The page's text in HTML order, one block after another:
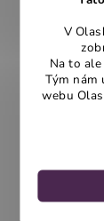
V
Na to
Tým nám
webu